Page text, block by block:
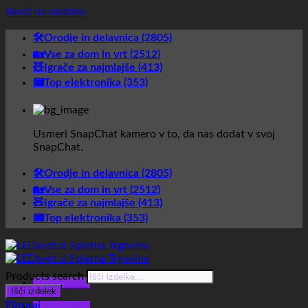
Skoči na vsebino
🛠️Orodje in delavnica (2805)
🏡Vse za dom in vrt (2512)
🧸Igrače za najmlajše (413)
📟Top elektronika (353)
Usmeri SnapChat kamero v to, da nas dodat v svoj
SnapChat.
🛠️Orodje in delavnica (2805)
🏡Vse za dom in vrt (2512)
🧸Igrače za najmlajše (413)
📟Top elektronika (353)
Glavni meni
Products search
Išči izdelek
Filtriraj